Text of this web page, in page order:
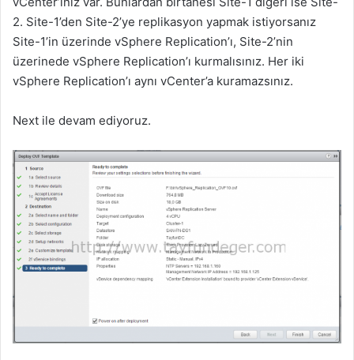
2. Site-1’den Site-2’ye replikasyon yapmak istiyorsanız
Site-1’in üzerinde vSphere Replication’ı, Site-2’nin
üzerinede vSphere Replication’ı kurmalısınız. Her iki
vSphere Replication’ı aynı vCenter’a kuramazsınız.
Next ile devam ediyoruz.